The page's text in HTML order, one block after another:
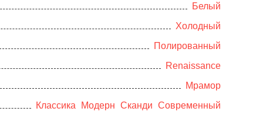
Белый
Холодный
Полированный
Renaissance
Мрамор
Классика Модерн Сканди Современный